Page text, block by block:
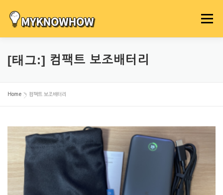
로
메뉴
[태그:] 컴팩트 보조배터리
Home » 컴팩트 보조배터리